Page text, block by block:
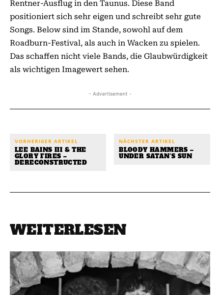
Rentner-Ausflug in den Taunus. Diese Band
positioniert sich sehr eigen und schreibt sehr gute
Songs. Below sind im Stande, sowohl auf dem
Roadburn-Festival, als auch in Wacken zu spielen.
Das schaffen nicht viele Bands, die Glaubwürdigkeit
als wichtigen Imagewert sehen.
- Advertisement -
VORHERIGER ARTIKEL
LEE BAINS III & THE
GLORY FIRES –
DERECONSTRUCTED
NÄCHSTER ARTIKEL
BLOODY HAMMERS –
UNDER SATAN’S SUN
WEITERLESEN